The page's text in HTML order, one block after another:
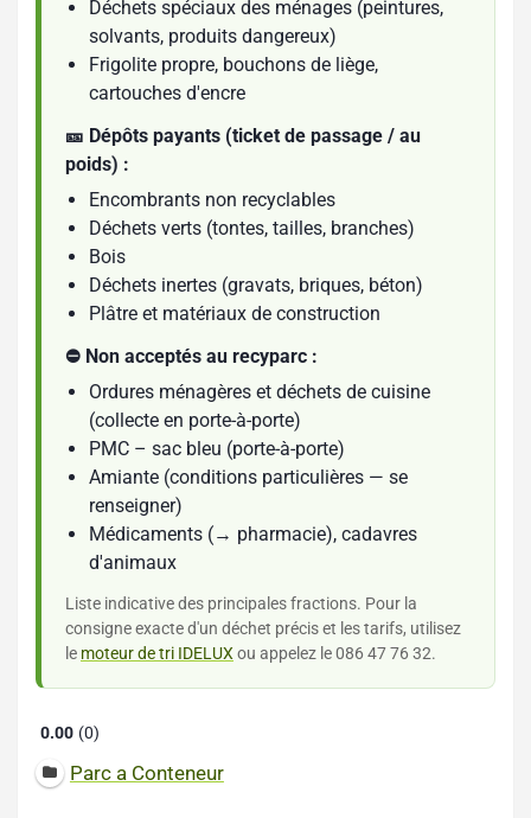
Déchets spéciaux des ménages (peintures,
solvants, produits dangereux)
Frigolite propre, bouchons de liège,
cartouches d'encre
🎫 Dépôts payants (ticket de passage / au
poids) :
Encombrants non recyclables
Déchets verts (tontes, tailles, branches)
Bois
Déchets inertes (gravats, briques, béton)
Plâtre et matériaux de construction
⛔ Non acceptés au recyparc :
Ordures ménagères et déchets de cuisine
(collecte en porte-à-porte)
PMC – sac bleu (porte-à-porte)
Amiante (conditions particulières — se
renseigner)
Médicaments (→ pharmacie), cadavres
d'animaux
Liste indicative des principales fractions. Pour la
consigne exacte d'un déchet précis et les tarifs, utilisez
le moteur de tri IDELUX ou appelez le 086 47 76 32.
0.00 0
Parc a Conteneur